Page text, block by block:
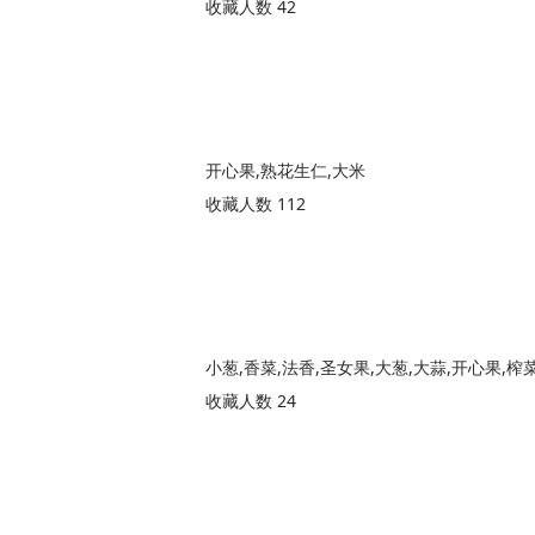
收藏人数 42
开心果,熟花生仁,大米
收藏人数 112
小葱,香菜,法香,圣女果,大葱,大蒜,开心果,榨
收藏人数 24